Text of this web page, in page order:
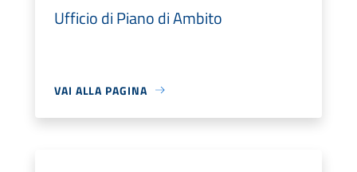
Ufficio di Piano di Ambito
VAI ALLA PAGINA